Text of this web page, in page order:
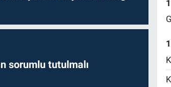
sorumlu tutulmalı